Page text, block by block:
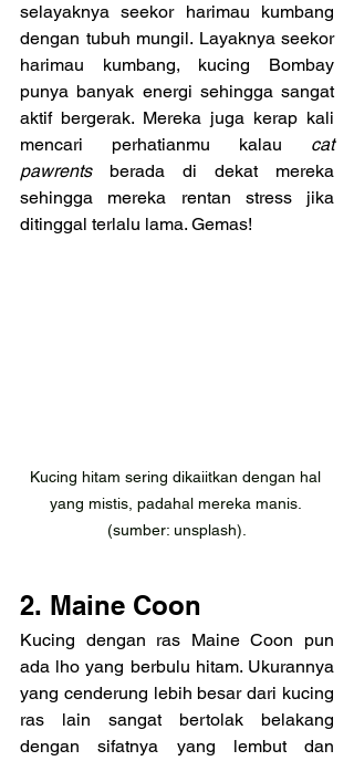
selayaknya seekor harimau kumbang
dengan tubuh mungil. Layaknya seekor
harimau kumbang, kucing Bombay
punya banyak energi sehingga sangat
aktif bergerak. Mereka juga kerap kali
mencari perhatianmu kalau cat
pawrents berada di dekat mereka
sehingga mereka rentan stress jika
ditinggal terlalu lama. Gemas!
Kucing hitam sering dikaiitkan dengan hal
yang mistis, padahal mereka manis.
(sumber: unsplash).
2. Maine Coon
Kucing dengan ras Maine Coon pun
ada lho yang berbulu hitam. Ukurannya
yang cenderung lebih besar dari kucing
ras lain sangat bertolak belakang
dengan sifatnya yang lembut dan